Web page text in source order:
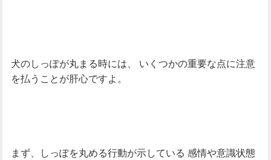
犬のしっぽが丸まる時には、
いくつかの重要な点に注意
を払うことが肝心ですよ。
まず、しっぽを丸める行動が示している 感情や意識状態